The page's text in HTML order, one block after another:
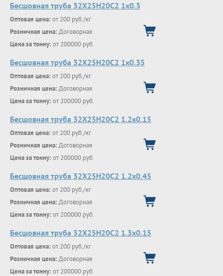
Бесшовная труба 32Х25Н20С2 1х0.3
Оптовая цена: от 200 руб./кг
Розничная цена: Договорная
Цена за тонну: от 200000 руб.
Бесшовная труба 32Х25Н20С2 1х0.35
Оптовая цена: от 200 руб./кг
Розничная цена: Договорная
Цена за тонну: от 200000 руб.
Бесшовная труба 32Х25Н20С2 1.2х0.15
Оптовая цена: от 200 руб./кг
Розничная цена: Договорная
Цена за тонну: от 200000 руб.
Бесшовная труба 32Х25Н20С2 1.2х0.45
Оптовая цена: от 200 руб./кг
Розничная цена: Договорная
Цена за тонну: от 200000 руб.
Бесшовная труба 32Х25Н20С2 1.3х0.15
Оптовая цена: от 200 руб./кг
Розничная цена: Договорная
Цена за тонну: от 200000 руб.